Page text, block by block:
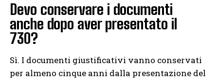
Devo conservare i documenti
anche dopo aver presentato il
730?
Sì. I documenti giustificativi vanno conservati
per almeno cinque anni dalla presentazione del